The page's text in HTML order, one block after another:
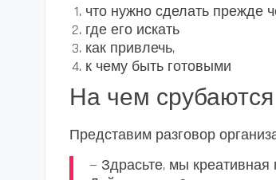
что нужно сделать прежде
где его искать
как привлечь,
к чему быть готовыми
На чем
Представим разговор
— Здрасьте, мы